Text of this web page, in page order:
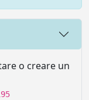
o creare un